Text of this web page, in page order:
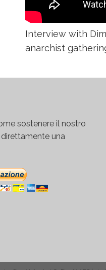
Interview with
anarchist
sostenere il nostro
una